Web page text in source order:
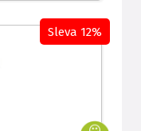
Sleva 12%